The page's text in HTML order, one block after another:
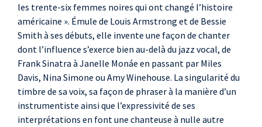
les trente-six femmes noires qui ont changé l’histoire
américaine ». Émule de Louis Armstrong et de Bessie
Smith à ses débuts, elle invente une façon de chanter
dont l’influence s’exerce bien au-delà du jazz vocal, de
Frank Sinatra à Janelle Monáe en passant par Miles
Davis, Nina Simone ou Amy Winehouse. La singularité du
timbre de sa voix, sa façon de phraser à la manière d’un
instrumentiste ainsi que l’expressivité de ses
interprétations en font une chanteuse à nulle autre